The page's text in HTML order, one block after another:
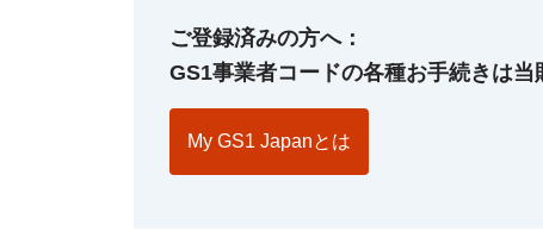
ご登録済みの方へ：
GS1事業者コードの各種お手続きは
My GS1 Japanとは